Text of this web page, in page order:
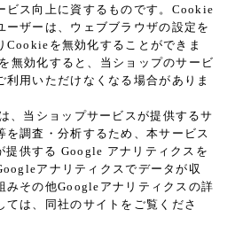
ビス向上に資するものです。Cookie
ーザーは、ウェブブラウザの設定を
Cookieを無効化することができま
無効化すると、当ショップのサービ
利用いただけなくなる場合がありま
、当ショップサービスが提供するサ
を調査・分析するため、本サービス
供する Google アナリティクスを
アナリティクスでデータが収
みその他Googleアナリティクスの詳
ては、同社のサイトをご覧くださ